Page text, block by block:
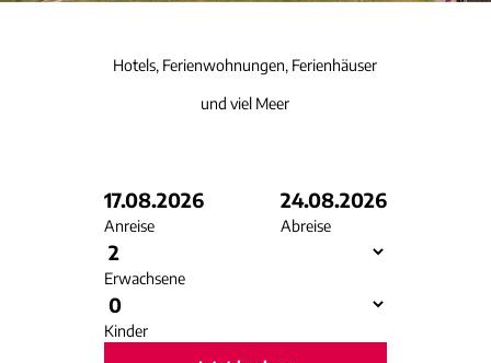
Hotels, Ferienwohnungen, Ferienhäuser
und viel Meer
Anreise
17.08.2026
Abreise
24.08.2026
Erwachsene
Kinder